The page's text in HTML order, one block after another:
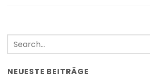
NEUESTE BEITRÄGE